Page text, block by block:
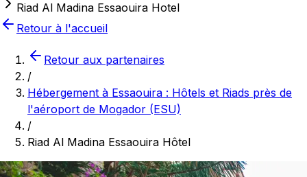
Riad Al Madina Essaouira Hotel
Retour à l'accueil
Retour aux partenaires
/
Hébergement à Essaouira : Hôtels et Riads près de
l'aéroport de Mogador (ESU)
/
Riad Al Madina Essaouira Hôtel